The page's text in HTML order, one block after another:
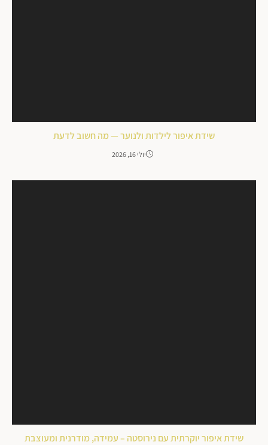
שידת איפור לילדות ולנוער — מה חשוב לדעת
יולי 16, 2026
שידת איפור יוקרתית עם נירוסטה – עמידה, מודרנית ומעוצבת